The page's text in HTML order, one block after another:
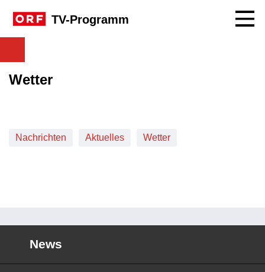
TV-Programm
Wetter
Nachrichten Aktuelles Wetter
News